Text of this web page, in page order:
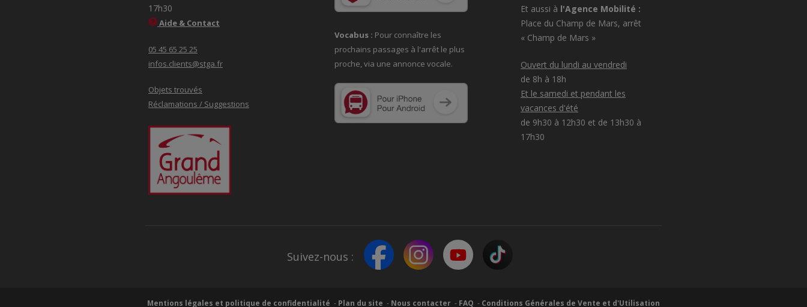
17h30
Aide & Contact
05 45 65 25 25
infos.clients@stga.fr
Objets trouvés
Réclamations / Suggestions
Vocabus : Pour connaître les
prochains passages à l'arrêt le plus
proche, via une annonce vocale.
Et aussi à l'Agence Mobilité :
Place du Champ de Mars, arrêt
« Champ de Mars »
Ouvert du lundi au vendredi
de 8h à 18h
Et le samedi et pendant les
vacances d'été
de 9h30 à 12h30 et de 13h30 à
17h30
Suivez-nous :
Mentions légales et politique de confidentialité Plan du site Nous contacter FAQ Conditions Générales de Vente et d'Utilisation